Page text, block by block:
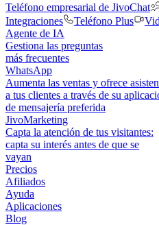
Teléfono empresarial de JivoChat
Integraciones
Teléfono Plus
Agente de IA
Gestiona las preguntas
más frecuentes
WhatsApp
Aumenta las ventas y ofrece
a tus clientes a través de su
de mensajería preferida
JivoMarketing
Capta la atención de tus visitantes:
capta su interés antes de que se
vayan
Precios
Afiliados
Ayuda
Aplicaciones
Blog